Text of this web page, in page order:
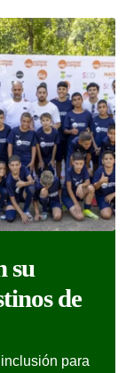
su
de
para